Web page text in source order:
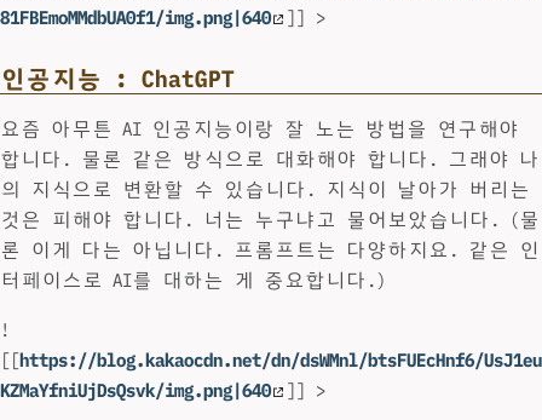
81FBEmoMMdbUA0f1/img.png|640
]] >
인공지능 : ChatGPT
요즘 아무튼 AI 인공지능이랑 잘 노는 방법을 연구해야
합니다. 물론 같은 방식으로 대화해야 합니다. 그래야 나
의 지식으로 변환할 수 있습니다. 지식이 날아가 버리는
것은 피해야 합니다. 너는 누구냐고 물어보았습니다. (물
론 이게 다는 아닙니다. 프롬프트는 다양하지요. 같은 인
터페이스로 AI를 대하는 게 중요합니다.)
!
[[https://blog.kakaocdn.net/dn/dsWMnl/btsFUEcHnf6/UsJ1eu
KZMaYfniUjDsQsvk/img.png|640
]] >